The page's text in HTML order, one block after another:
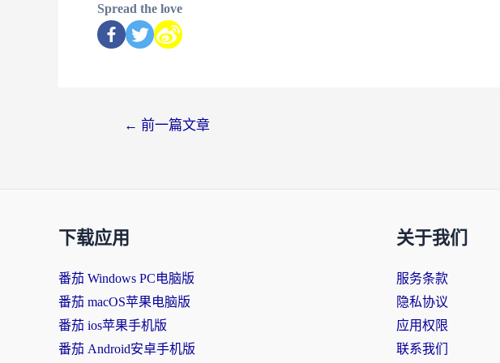
Spread the love
← 前一篇文章
下载应用
番茄 Windows PC电脑版
番茄 macOS苹果电脑版
番茄 ios苹果手机版
番茄 Android安卓手机版
关于我们
服务条款
隐私协议
应用权限
联系我们